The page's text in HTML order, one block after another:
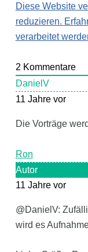
Diese Website
reduzieren.
verarbeitet
2 Kommentare
DanielV
11 Jahre vor
Die Vorträge
Ron
Autor
11 Jahre vor
@DanielV:
wird es